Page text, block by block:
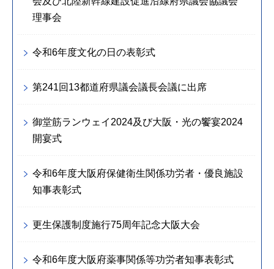
理事会
令和6年度文化の日の表彰式
第241回13都道府県議会議長会議に出席
御堂筋ランウェイ2024及び大阪・光の饗宴2024
開宴式
令和6年度大阪府保健衛生関係功労者・優良施設
知事表彰式
更生保護制度施行75周年記念大阪大会
令和6年度大阪府薬事関係等功労者知事表彰式